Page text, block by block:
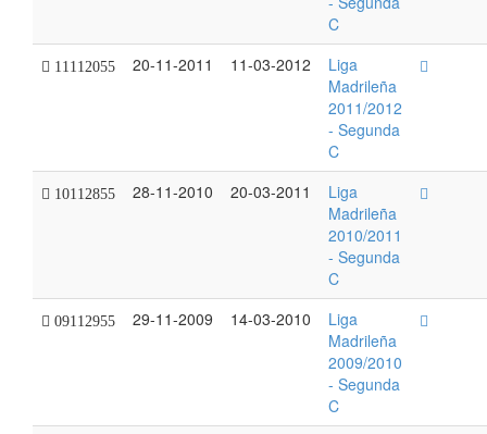
C
11112055 20-11-2011 11-03-2012
Liga
Madrileña
2011/2012
- Segunda
C
10112855 28-11-2010 20-03-2011
Liga
Madrileña
2010/2011
- Segunda
C
09112955 29-11-2009 14-03-2010
Liga
Madrileña
2009/2010
- Segunda
C